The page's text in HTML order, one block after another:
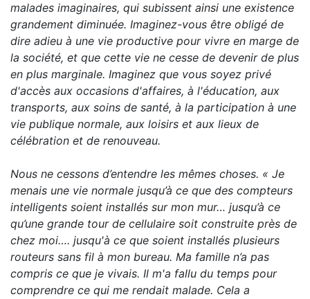
malades imaginaires, qui subissent ainsi une existence
grandement diminuée. Imaginez-vous être obligé de
dire adieu à une vie productive pour vivre en marge de
la société, et que cette vie ne cesse de devenir de plus
en plus marginale. Imaginez que vous soyez privé
d'accès aux occasions d'affaires, à l'éducation, aux
transports, aux soins de santé, à la participation à une
vie publique normale, aux loisirs et aux lieux de
célébration et de renouveau.
Nous ne cessons d’entendre les mêmes choses. « Je
menais une vie normale jusqu’à ce que des compteurs
intelligents soient installés sur mon mur… jusqu’à ce
qu’une grande tour de cellulaire soit construite près de
chez moi…. jusqu'à ce que soient installés plusieurs
routeurs sans fil à mon bureau. Ma famille n’a pas
compris ce que je vivais. Il m'a fallu du temps pour
comprendre ce qui me rendait malade. Cela a